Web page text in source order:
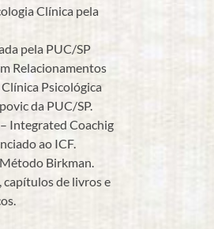
Clínica pela
pela PUC/SP
Relacionamentos
Psicológica
da PUC/SP.
Integrated Coachig
ao ICF.
Birkman.
de livros e